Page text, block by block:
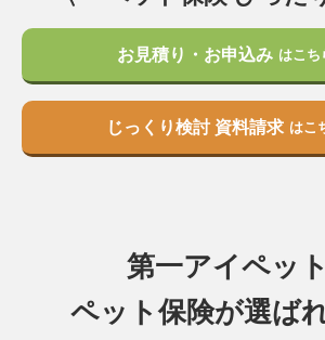
お見積り・お申込み はこち
じっくり検討 資料請求 はこ
第一アイペッ
ペット保険が選ば